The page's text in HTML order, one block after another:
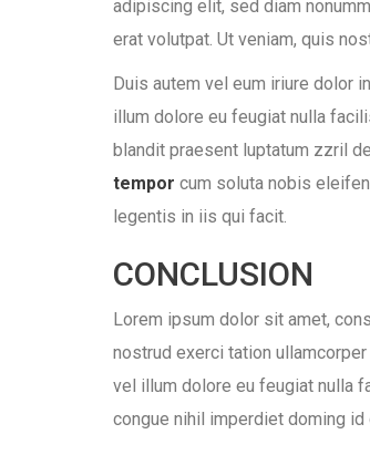
adipiscing elit, sed diam
erat volutpat. Ut veniam, quis
Duis autem vel eum iriure dolor
illum dolore eu feugiat nulla
blandit praesent luptatum zzril
tempor cum soluta nobis
legentis in iis qui facit.
CONCLUSION
Lorem ipsum dolor sit amet,
nostrud exerci tation
vel illum dolore eu feugiat nulla
congue nihil imperdiet doming